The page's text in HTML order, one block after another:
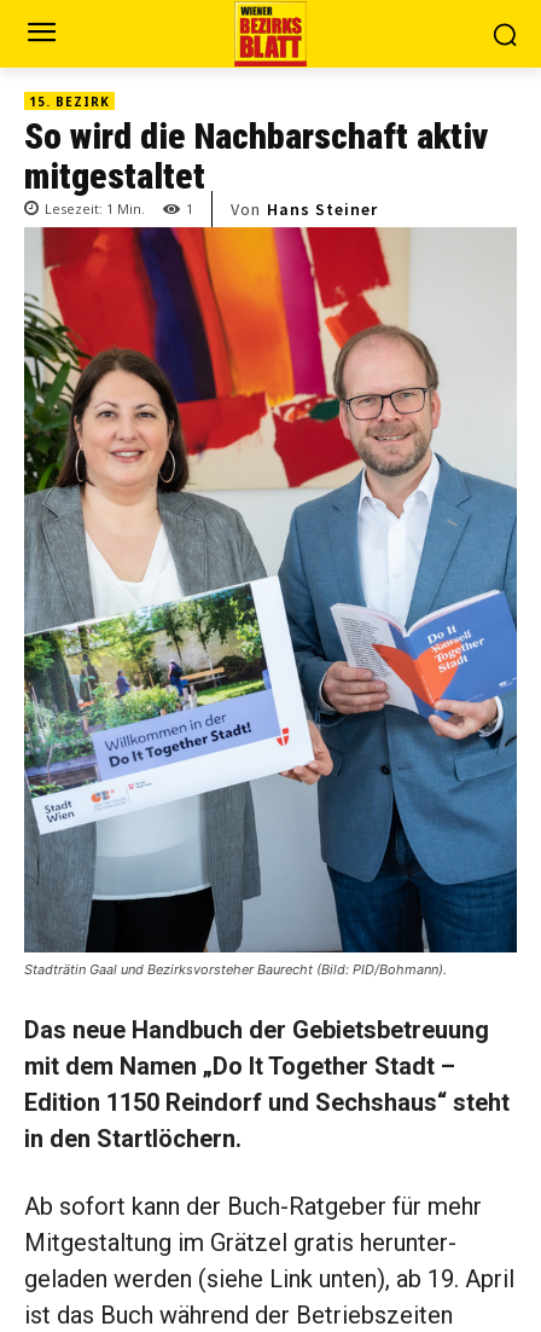
15. BEZIRK
So wird die Nachbarschaft aktiv
mitgestaltet
Lesezeit: 1 Min. 1 Von Hans Steiner
Stadträtin Gaal und Bezirksvorsteher Baurecht (Bild: PID/Bohmann).
Das neue Handbuch der Gebietsbetreuung
mit dem Namen „Do It Together Stadt –
Edition 1150 Reindorf und Sechshaus“ steht
in den Startlöchern.
Ab ­sofort kann der Buch-Ratgeber für mehr
Mitgestaltung im Grätzel gratis herunter­
geladen werden (siehe Link unten), ab 19. April
ist das Buch während der Betriebszeiten